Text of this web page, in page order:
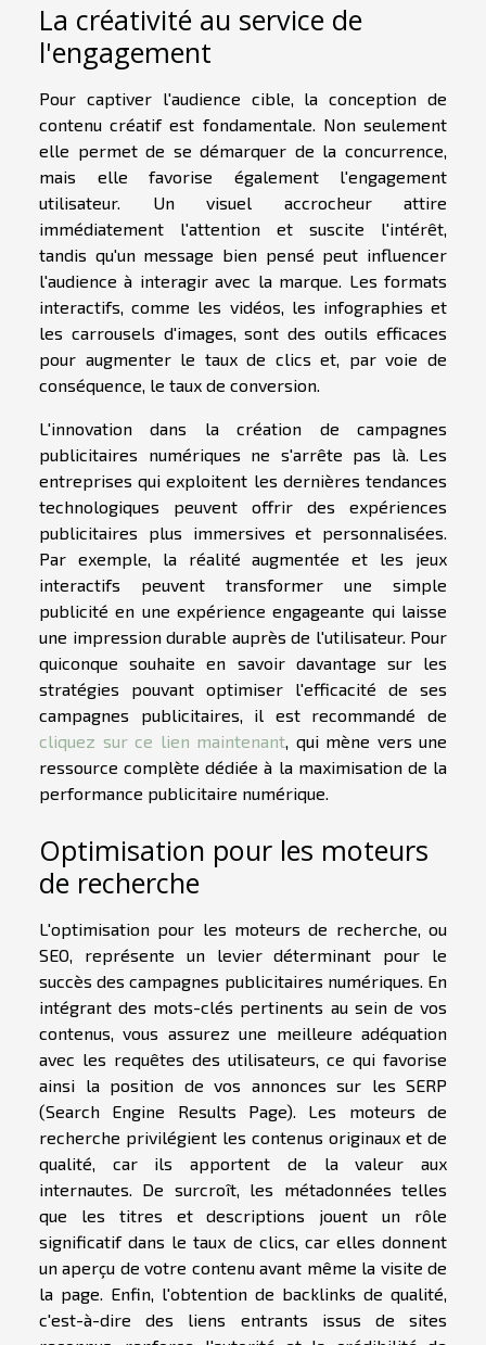
La créativité au service de
l'engagement
Pour captiver l'audience cible, la conception de
contenu créatif est fondamentale. Non seulement
elle permet de se démarquer de la concurrence,
mais elle favorise également l'engagement
utilisateur. Un visuel accrocheur attire
immédiatement l'attention et suscite l'intérêt,
tandis qu'un message bien pensé peut influencer
l'audience à interagir avec la marque. Les formats
interactifs, comme les vidéos, les infographies et
les carrousels d'images, sont des outils efficaces
pour augmenter le taux de clics et, par voie de
conséquence, le taux de conversion.
L'innovation dans la création de campagnes
publicitaires numériques ne s'arrête pas là. Les
entreprises qui exploitent les dernières tendances
technologiques peuvent offrir des expériences
publicitaires plus immersives et personnalisées.
Par exemple, la réalité augmentée et les jeux
interactifs peuvent transformer une simple
publicité en une expérience engageante qui laisse
une impression durable auprès de l'utilisateur. Pour
quiconque souhaite en savoir davantage sur les
stratégies pouvant optimiser l'efficacité de ses
campagnes publicitaires, il est recommandé de
cliquez sur ce lien maintenant, qui mène vers une
ressource complète dédiée à la maximisation de la
performance publicitaire numérique.
Optimisation pour les moteurs
de recherche
L'optimisation pour les moteurs de recherche, ou
SEO, représente un levier déterminant pour le
succès des campagnes publicitaires numériques. En
intégrant des mots-clés pertinents au sein de vos
contenus, vous assurez une meilleure adéquation
avec les requêtes des utilisateurs, ce qui favorise
ainsi la position de vos annonces sur les SERP
(Search Engine Results Page). Les moteurs de
recherche privilégient les contenus originaux et de
qualité, car ils apportent de la valeur aux
internautes. De surcroît, les métadonnées telles
que les titres et descriptions jouent un rôle
significatif dans le taux de clics, car elles donnent
un aperçu de votre contenu avant même la visite de
la page. Enfin, l'obtention de backlinks de qualité,
c'est-à-dire des liens entrants issus de sites